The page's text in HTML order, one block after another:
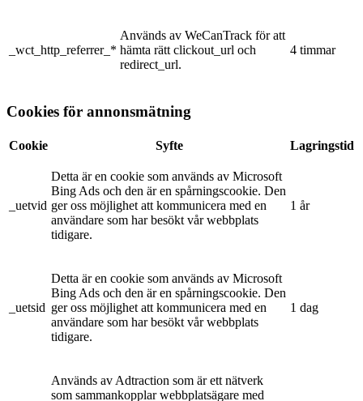
_wct_http_referrer_*
Används av WeCanTrack för att
hämta rätt clickout_url och
redirect_url.
4 timmar
Cookies för annonsmätning
Cookie Syfte Lagringstid
_uetvid
Detta är en cookie som används av Microsoft
Bing Ads och den är en spårningscookie. Den
ger oss möjlighet att kommunicera med en
användare som har besökt vår webbplats
tidigare.
1 år
_uetsid
Detta är en cookie som används av Microsoft
Bing Ads och den är en spårningscookie. Den
ger oss möjlighet att kommunicera med en
användare som har besökt vår webbplats
tidigare.
1 dag
Används av Adtraction som är ett nätverk
som sammankopplar webbplatsägare med